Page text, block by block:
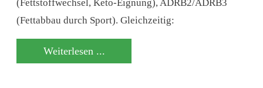
(Fettstoffwechsel, Keto-Eignung), ADRB2/ADRB3
(Fettabbau durch Sport). Gleichzeitig:
Weiterlesen ...